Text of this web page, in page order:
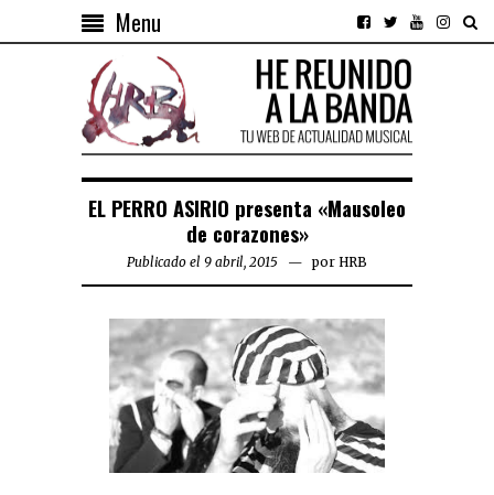
Menu
EL PERRO ASIRIO presenta «Mausoleo
de corazones»
Publicado el 9 abril, 2015 por HRB